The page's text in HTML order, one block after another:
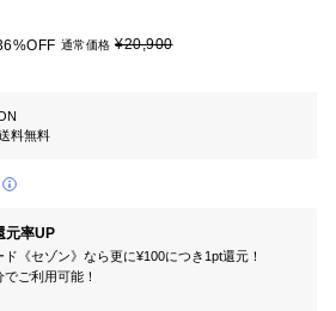
通常価格 ¥20,900
料無料
元率UP
《セゾン》なら更に¥100につき1pt還元！
ご利用可能！